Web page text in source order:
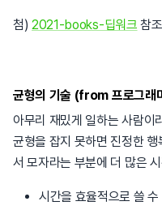
첨)2021-books-딥워크 참
균형의 기술 (from 프로그래
아무리 재밌게 일하는 사람이
균형을 잡지 못하면 진정한
서 모자라는 부분에 더 많은
시간을 효율적으로 쓸